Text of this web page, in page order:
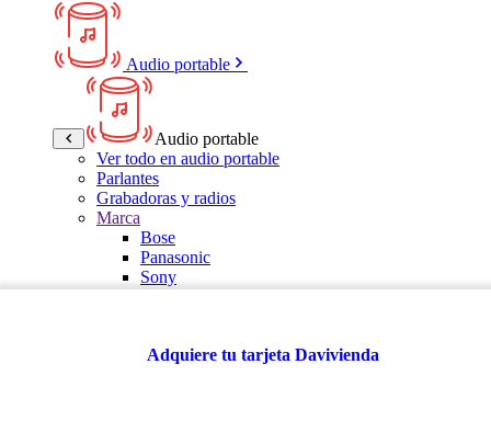
Audio portable
Audio portable
Ver todo en audio portable
Parlantes
Grabadoras y radios
Marca
Bose
Panasonic
Sony
Multitech
Adquiere tu tarjeta Davivienda